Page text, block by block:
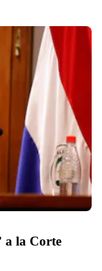
a la Corte